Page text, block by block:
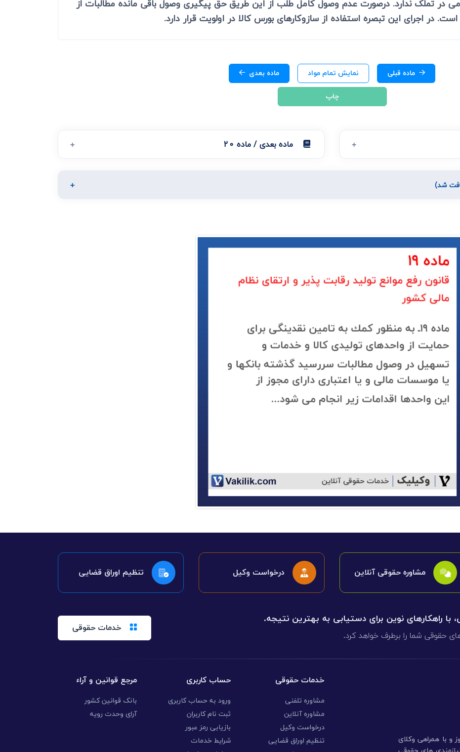
در تملک ندارد. درصورت عدم وصول کامل طلب از این طریق حق پیگیری وصول باقی مانده مطالبات از
در اجرای این تبصره استفاده از سازوکارهای بورس کالا در اولویت قرار دارد.
ماده بعدی نمایش تمام مواد ماده قبلی
چاپ
ماده بعدی / ماده 20
مشاوره حقوقی آنلاین درخواست وکیل تنظیم اوراق قضایی
با راهکارهای نوین برای دستیابی به بهترین نتیجه.
حقوقی شما را برطرف خواهد کرد.
خدمات حقوقی
و با همراهی وکلای
خدمات حقوقی
مشاوره تلفنی
مشاوره آنلاین
درخواست وکیل
تنظیم اوراق قضایی
حساب کاربری
ورود به حساب کاربری
ثبت نام کاربران
بازیابی رمز عبور
شرایط خدمات
مرجع قوانین و آراء
بانک قوانین کشور
آرای وحدت رویه